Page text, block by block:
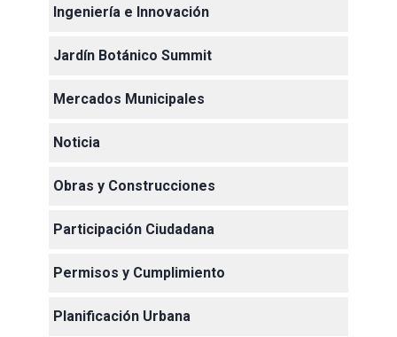
Ingeniería e Innovación
Jardín Botánico Summit
Mercados Municipales
Noticia
Obras y Construcciones
Participación Ciudadana
Permisos y Cumplimiento
Planificación Urbana